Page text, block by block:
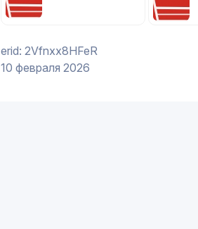
erid: 2Vfnxx8HFeR
10 февраля 2026